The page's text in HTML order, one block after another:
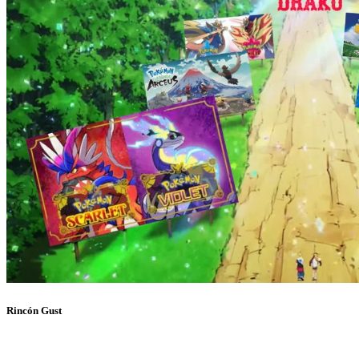
Rincón Gust